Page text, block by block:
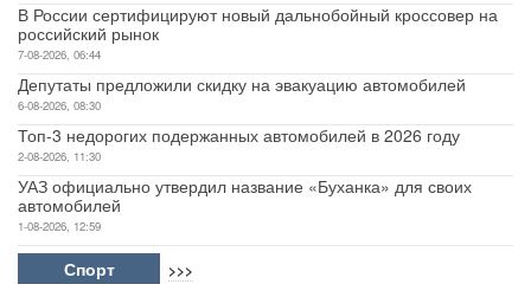
В России сертифицируют новый дальнобойный кроссовер на
российский рынок
7-08-2026, 06:44
Депутаты предложили скидку на эвакуацию автомобилей
6-08-2026, 08:30
Топ-3 недорогих подержанных автомобилей в 2026 году
2-08-2026, 11:30
УАЗ официально утвердил название «Буханка» для своих
автомобилей
1-08-2026, 12:59
Спорт >>>